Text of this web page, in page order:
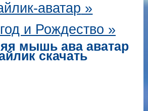
аватар »
и Рождество »
мышь ава аватар
скачать